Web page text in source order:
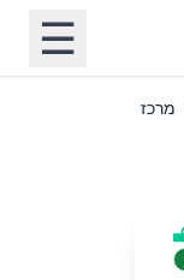
☰
מרכז העיר 2